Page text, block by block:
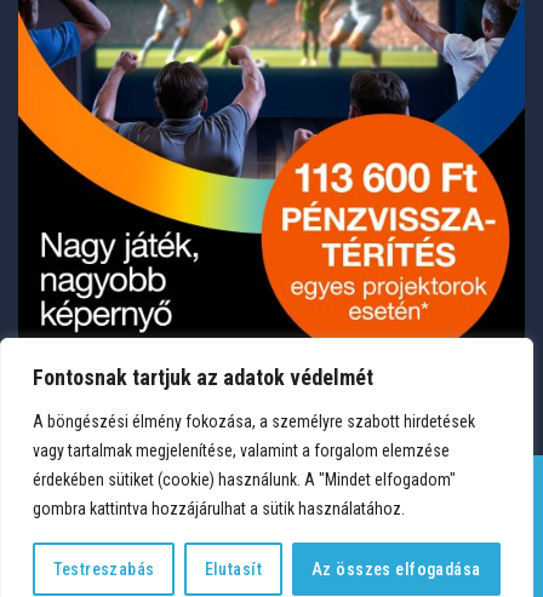
Fontosnak tartjuk az adatok védelmét
A böngészési élmény fokozása, a személyre szabott hirdetések
vagy tartalmak megjelenítése, valamint a forgalom elemzése
érdekében sütiket (cookie) használunk. A "Mindet elfogadom"
gombra kattintva hozzájárulhat a sütik használatához.
Testreszabás Elutasít Az összes elfogadása
Copyright 2026 © Medium Hungary Kft. Minden jog fenntartva.